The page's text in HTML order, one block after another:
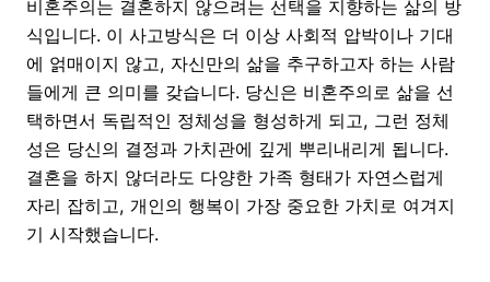
비혼주의는 결혼하지 않으려는 선택을 지향하는 삶의 방
식입니다. 이 사고방식은 더 이상 사회적 압박이나 기대
에 얽매이지 않고, 자신만의 삶을 추구하고자 하는 사람
들에게 큰 의미를 갖습니다. 당신은 비혼주의로 삶을 선
택하면서 독립적인 정체성을 형성하게 되고, 그런 정체
성은 당신의 결정과 가치관에 깊게 뿌리내리게 됩니다.
결혼을 하지 않더라도 다양한 가족 형태가 자연스럽게
자리 잡히고, 개인의 행복이 가장 중요한 가치로 여겨지
기 시작했습니다.